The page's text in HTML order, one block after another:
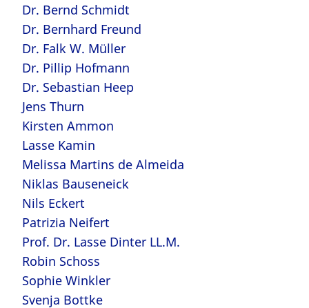
Dr. Bernd Schmidt
Dr. Bernhard Freund
Dr. Falk W. Müller
Dr. Pillip Hofmann
Dr. Sebastian Heep
Jens Thurn
Kirsten Ammon
Lasse Kamin
Melissa Martins de Almeida
Niklas Bauseneick
Nils Eckert
Patrizia Neifert
Prof. Dr. Lasse Dinter LL.M.
Robin Schoss
Sophie Winkler
Svenja Bottke